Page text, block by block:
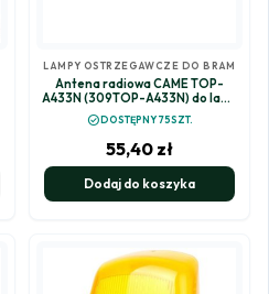
LAMPY OSTRZEGAWCZE DO BRAM
Antena radiowa CAME TOP-
A433N (309TOP-A433N) do lamp
KIARO
check_circleDOSTĘPNY 75SZT.
55,40 zł
Dodaj do koszyka